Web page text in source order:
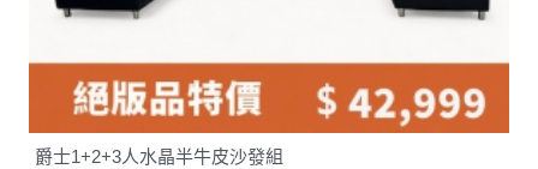
爵士1+2+3人水晶半牛皮沙發組